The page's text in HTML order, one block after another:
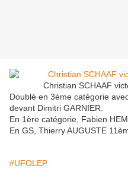
Christian SCHAAF
Doublé en 3ème catégorie
devant Dimitri GARNIER.
En 1ère catégorie, Fabien
En GS, Thierry AUGUSTE
#UFOLEP